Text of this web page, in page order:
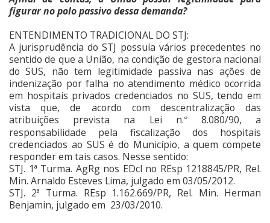
figurar no polo passivo dessa demanda?
ENTENDIMENTO TRADICIONAL DO STJ:
A jurisprudência do STJ possuía vários precedentes no
sentido de que a União, na condição de gestora nacional
do SUS, não tem legitimidade passiva nas ações de
indenização por falha no atendimento médico ocorrida
em hospitais privados credenciados no SUS, tendo em
vista que, de acordo com descentralização das
atribuições prevista na Lei n.°8.080/90, a
responsabilidade pela fiscalização dos hospitais
credenciados ao SUS é do Município, a quem compete
responder em tais casos. Nesse sentido:
STJ. 1ª Turma. AgRg nos EDcl no REsp 1218845/PR, Rel.
Min. Arnaldo Esteves Lima, julgado em 03/05/2012.
STJ. 2ª Turma. REsp 1.162.669/PR, Rel. Min. Herman
Benjamin, julgado em 23/03/2010.